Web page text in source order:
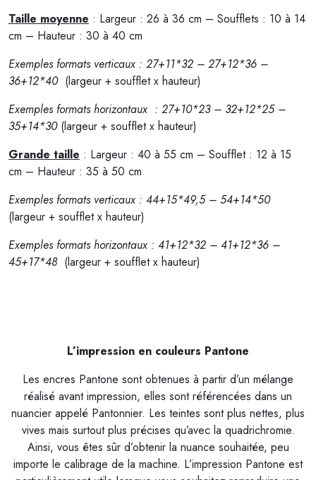
Taille moyenne : Largeur : 26 à 36 cm – Soufflets : 10 à 14
cm – Hauteur : 30 à 40 cm
Exemples formats verticaux : 27+11*32 – 27+12*36 –
36+12*40 (largeur + soufflet x hauteur)
Exemples formats horizontaux : 27+10*23 – 32+12*25 –
35+14*30(largeur + soufflet x hauteur)
Grande taille : Largeur : 40 à 55 cm – Soufflet : 12 à 15
cm – Hauteur : 35 à 50 cm
Exemples formats verticaux : 44+15*49,5 – 54+14*50
(largeur + soufflet x hauteur)
Exemples formats horizontaux : 41+12*32 – 41+12*36 –
45+17*48 (largeur + soufflet x hauteur)
L’impression en couleurs Pantone
Les encres Pantone sont obtenues à partir d’un mélange
réalisé avant impression, elles sont référencées dans un
nuancier appelé Pantonnier. Les teintes sont plus nettes, plus
vives mais surtout plus précises qu’avec la quadrichromie.
Ainsi, vous êtes sûr d’obtenir la nuance souhaitée, peu
importe le calibrage de la machine. L’impression Pantone est